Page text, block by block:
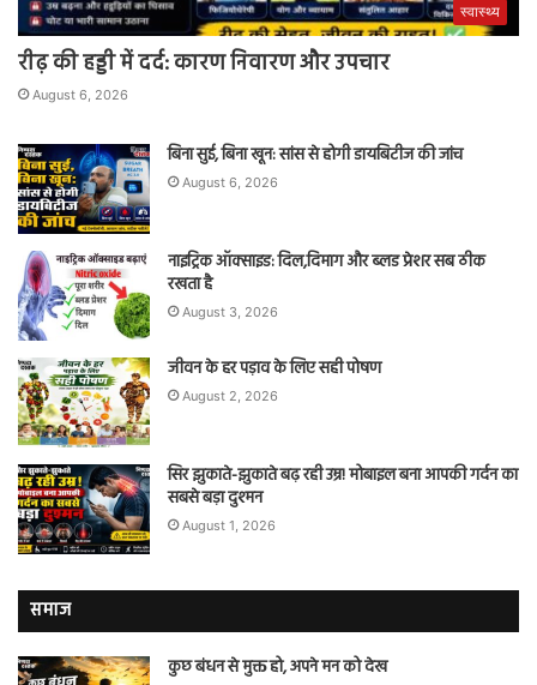
स्वास्थ्य
रीढ़ की हड्डी में दर्द: कारण निवारण और उपचार
August 6, 2026
बिना सुई, बिना खून: सांस से होगी डायबिटीज की जांच
August 6, 2026
नाइट्रिक ऑक्साइड: दिल,दिमाग और ब्लड प्रेशर सब ठीक
रखता है
August 3, 2026
जीवन के हर पड़ाव के लिए सही पोषण
August 2, 2026
सिर झुकाते-झुकाते बढ़ रही उम्र! मोबाइल बना आपकी गर्दन का
सबसे बड़ा दुश्मन
August 1, 2026
समाज
कुछ बंधन से मुक्त हो, अपने मन को देख